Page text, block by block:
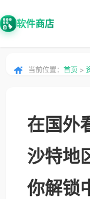
软件商店
当前位置： 首页 >
在国外
沙特地
你解锁